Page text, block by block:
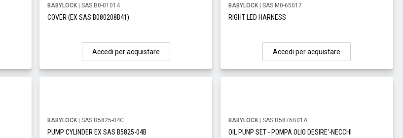
BABYLOCK | SAS B0-01014
COVER (EX SAS B080208B41)
Accedi per acquistare
BABYLOCK| SAS M0-65017
RIGHT LED HARNESS
Accedi per acquistare
BABYLOCK | SAS B5825-04C
PUMP CYLINDER EX SAS B5825-04B
BABYLOCK| SAS B5876B01A
OIL PUNP SET - POMPA OLIO DESIRE'-NECCHI